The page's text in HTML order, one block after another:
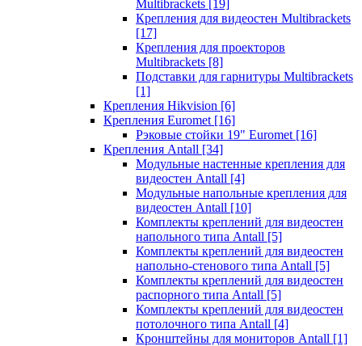
Multibrackets [19]
Крепления для видеостен Multibrackets
[17]
Крепления для проекторов
Multibrackets [8]
Подставки для гарнитуры Multibrackets
[1]
Крепления Hikvision [6]
Крепления Euromet [16]
Рэковые стойки 19" Euromet [16]
Крепления Antall [34]
Модульные настенные крепления для
видеостен Antall [4]
Модульные напольные крепления для
видеостен Antall [10]
Комплекты креплений для видеостен
напольного типа Antall [5]
Комплекты креплений для видеостен
напольно-стенового типа Antall [5]
Комплекты креплений для видеостен
распорного типа Antall [5]
Комплекты креплений для видеостен
потолочного типа Antall [4]
Кронштейны для мониторов Antall [1]